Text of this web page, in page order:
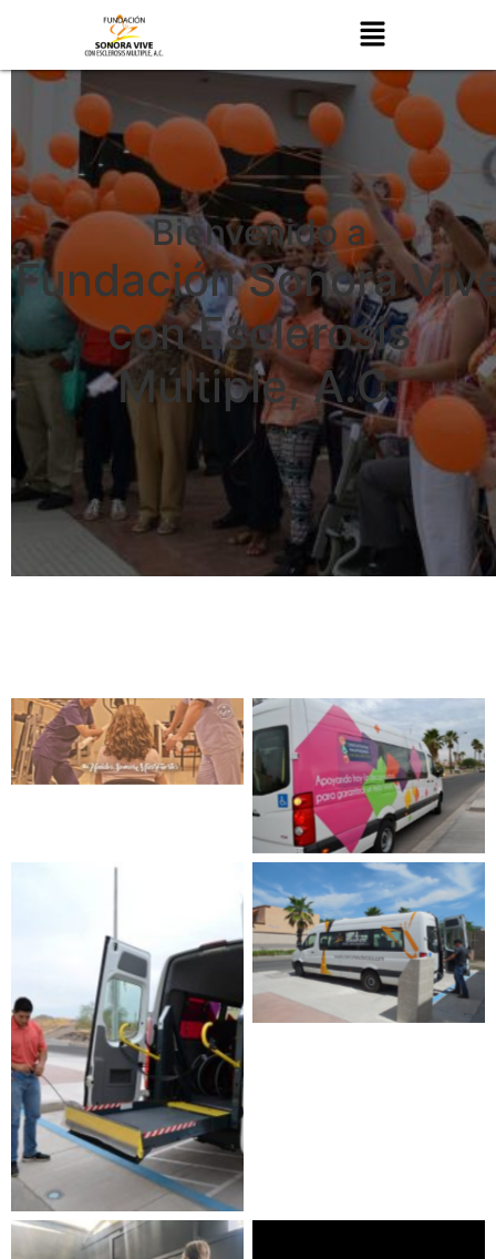
Bienvenido a
Fundación Sonora
con Esclerosis
Múltiple, A.C.